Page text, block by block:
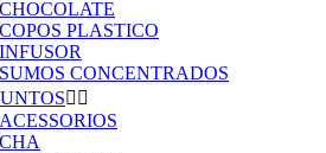
CHOCOLATE
COPOS PLASTICO
INFUSOR
SUMOS CONCENTRADOS
 
ACESSORIOS
CHA